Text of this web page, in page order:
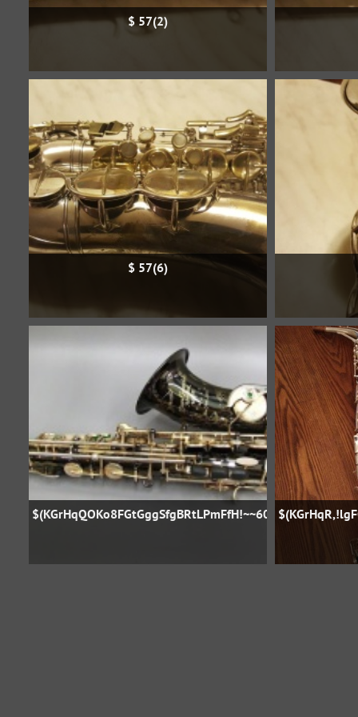
$ 57(2)
$ 57(6)
$(KGrHqQOKo8FGtGggSfgBRtLPmFfH!~~60_57